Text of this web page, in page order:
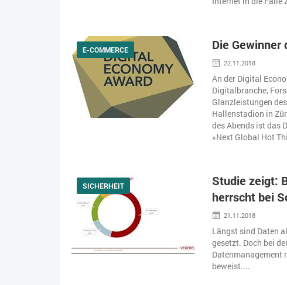
E-COMMERCE Die Gewinner
22.11.2018
An der Digital
Digitalbranche,
Glanzleistungen
Hallenstadion in
des Abends ist das
«Next Global Hot
SICHERHEIT
Studie zeigt:
herrscht bei
21.11.2018
Längst sind Daten
gesetzt. Doch bei
Datenmanagement
beweist....